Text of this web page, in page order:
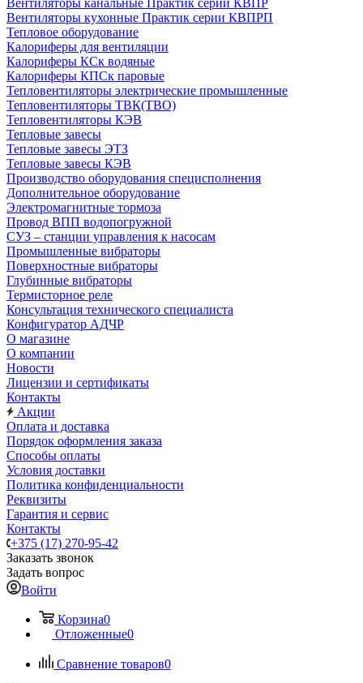
Вентиляторы канальные Практик серии КВПР
Вентиляторы кухонные Практик серии КВПРП
Тепловое оборудование
Калориферы для вентиляции
Калориферы КСк водяные
Калориферы КПСк паровые
Тепловентиляторы электрические промышленные
Тепловентиляторы ТВК(ТВО)
Тепловентиляторы КЭВ
Тепловые завесы
Тепловые завесы ЭТЗ
Тепловые завесы КЭВ
Производство оборудования специсполнения
Дополнительное оборудование
Электромагнитные тормоза
Провод ВПП водопогружной
СУЗ – станции управления к насосам
Промышленные вибраторы
Поверхностные вибраторы
Глубинные вибраторы
Термисторное реле
Консультация технического специалиста
Конфигуратор АДЧР
О магазине
О компании
Новости
Лицензии и сертификаты
Контакты
Акции
Оплата и доставка
Порядок оформления заказа
Способы оплаты
Условия доставки
Политика конфиденциальности
Реквизиты
Гарантия и сервис
Контакты
+375 (17) 270-95-42
Заказать звонок
Задать вопрос
Войти
Корзина0
Отложенные0
Сравнение товаров0